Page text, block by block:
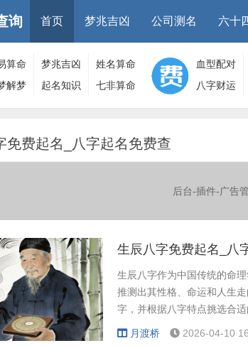
询 首页 梦兆吉凶 公司测名 六十
算命 梦兆吉凶
姓名算命
解梦
起名知识
算命
七非算命
网
血型配对
八字财运
免费起名_八字起名免费查
后台-插件-广告
生辰八字免费起名_八
生辰八字作为中国传统的命
推测出其性格、命运和人生
字，并根据八字特点挑选合
古老的命理文化。
月渡桥 2026-04-10